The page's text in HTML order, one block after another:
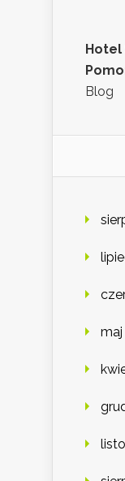
Hotel
Blog